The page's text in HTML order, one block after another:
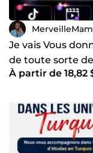
Je vais Vous
de toute sorte
tiktok
À partir de 18,82